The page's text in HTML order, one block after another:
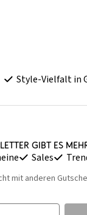
Style-Vielfalt in
gibt es
Sales
mit anderen